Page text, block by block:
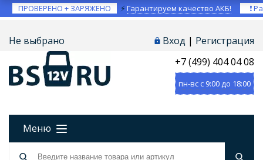
ПРОВЕРЕНО + ЗАРЯЖЕНО ⚡Гарантируем качество АКБ! ❗
Не выбрано Вход | Регистрация
+7 (499) 404 04 08
пн-вс с 9:00 до 18:00
Меню